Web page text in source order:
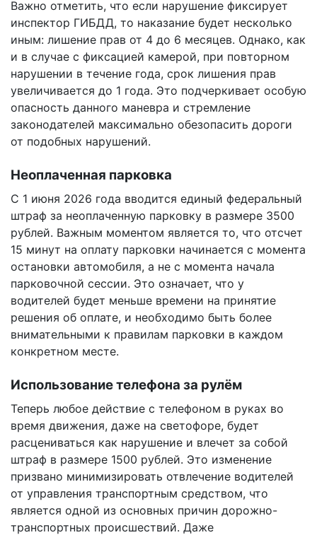
Важно отметить, что если нарушение фиксирует
инспектор ГИБДД, то наказание будет несколько
иным: лишение прав от 4 до 6 месяцев. Однако, как
и в случае с фиксацией камерой, при повторном
нарушении в течение года, срок лишения прав
увеличивается до 1 года. Это подчеркивает особую
опасность данного маневра и стремление
законодателей максимально обезопасить дороги
от подобных нарушений.
Неоплаченная парковка
С 1 июня 2026 года вводится единый федеральный
штраф за неоплаченную парковку в размере 3500
рублей. Важным моментом является то, что отсчет
15 минут на оплату парковки начинается с момента
остановки автомобиля, а не с момента начала
парковочной сессии. Это означает, что у
водителей будет меньше времени на принятие
решения об оплате, и необходимо быть более
внимательными к правилам парковки в каждом
конкретном месте.
Использование телефона за рулём
Теперь любое действие с телефоном в руках во
время движения, даже на светофоре, будет
расцениваться как нарушение и влечет за собой
штраф в размере 1500 рублей. Это изменение
призвано минимизировать отвлечение водителей
от управления транспортным средством, что
является одной из основных причин дорожно-
транспортных происшествий. Даже